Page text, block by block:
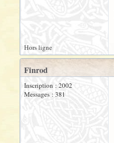
Hors ligne
Finrod
Inscription : 2002
Messages : 381